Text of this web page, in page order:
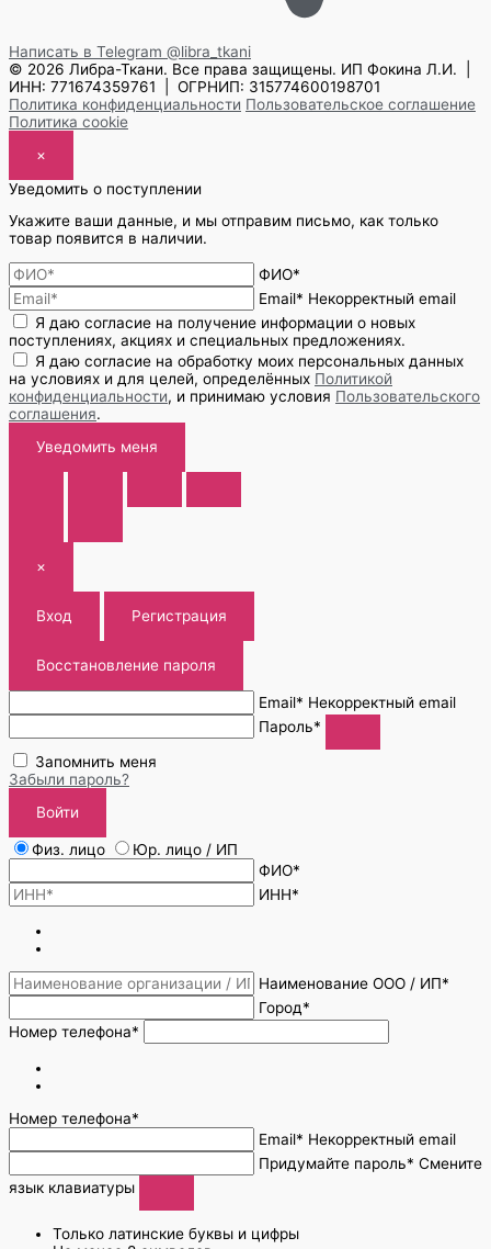
Написать в Telegram @libra_tkani
© 2026 Либра-Ткани. Все права защищены. ИП Фокина Л.И. |
ИНН: 771674359761 | ОГРНИП: 315774600198701
Политика конфиденциальности Пользовательское соглашение
Политика cookie
×
Уведомить о поступлении
Укажите ваши данные, и мы отправим письмо, как только
товар появится в наличии.
ФИО*
Email* Некорректный email
Я даю согласие на получение информации о новых
поступлениях, акциях и специальных предложениях.
Я даю согласие на обработку моих персональных данных
на условиях и для целей, определённых Политикой
конфиденциальности, и принимаю условия Пользовательского
соглашения.
Уведомить меня
×
Вход Регистрация
Восстановление пароля
Email* Некорректный email
Пароль*
Запомнить меня
Забыли пароль?
Войти
Физ. лицо
Юр. лицо / ИП
ФИО*
ИНН*
Наименование ООО / ИП*
Город*
Номер телефона*
Номер телефона*
Email* Некорректный email
Придумайте пароль* Смените
язык клавиатуры
Только латинские буквы и цифры